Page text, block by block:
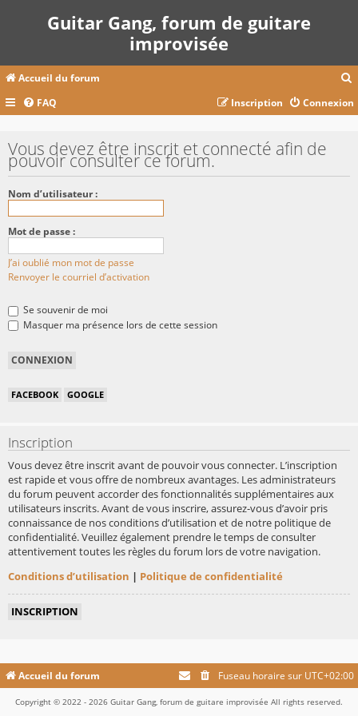
Guitar Gang, forum de guitare
improvisée
Accueil du forum
c
FAQ Connexion
Inscription
Vous devez être inscrit et connecté afin de
pouvoir consulter ce forum.
Nom d’utilisateur :
Mot de passe :
J’ai oublié mon mot de passe
Renvoyer le courriel d’activation
Se souvenir de moi
Masquer ma présence lors de cette session
FACEBOOK GOOGLE
Inscription
Vous devez être inscrit avant de pouvoir vous connecter. L’inscription
est rapide et vous offre de nombreux avantages. Les administrateurs
du forum peuvent accorder des fonctionnalités supplémentaires aux
utilisateurs inscrits. Avant de vous inscrire, assurez-vous d’avoir pris
connaissance de nos conditions d’utilisation et de notre politique de
confidentialité. Veuillez également prendre le temps de consulter
attentivement toutes les règles du forum lors de votre navigation.
Conditions d’utilisation | Politique de confidentialité
INSCRIPTION
Accueil du forum Fuseau horaire sur UTC+02:00
Copyright © 2022 - 2026 Guitar Gang, forum de guitare improvisée All rights reserved.